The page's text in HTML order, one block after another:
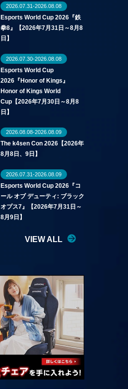
2026.07.31-2026.08.08
Esports World Cup 2026『鉄
拳8』【2026年7月31日～8月8
日】
2026.07.30-2026.08.08
Esports World Cup
2026『Honor of Kings』
Honor of Kings World
Cup【2026年7月30日～8月8
日】
2026.08.08-2026.08.09
The k4sen Con 2026【2026年
8月8日、9日】
2026.07.31-2026.08.09
Esports World Cup 2026『コ
ール オブ デューティ: ブラック
オプス7』【2026年7月31日～
8月9日】
VIEW ALL